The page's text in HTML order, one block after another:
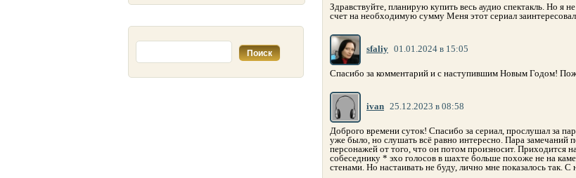
Здравствуйте, планирую купить весь аудио спектакль. Но я
счет на необходимую сумму Меня этот сериал заинтересовал
sfaliy 01.01.2024 в 15:05
Спасибо за комментарий и с наступившим Новым Годом!
ivan 25.12.2023 в 08:58
Доброго времени суток! Спасибо за сериал, прослушал за
уже было, но слушать всё равно интересно. Пара замечаний
персонажей от того, что он потом произносит. Приходится
собеседнику * эхо голосов в шахте больше похоже не на
стенами. Но настаивать не буду, лично мне показалось так.